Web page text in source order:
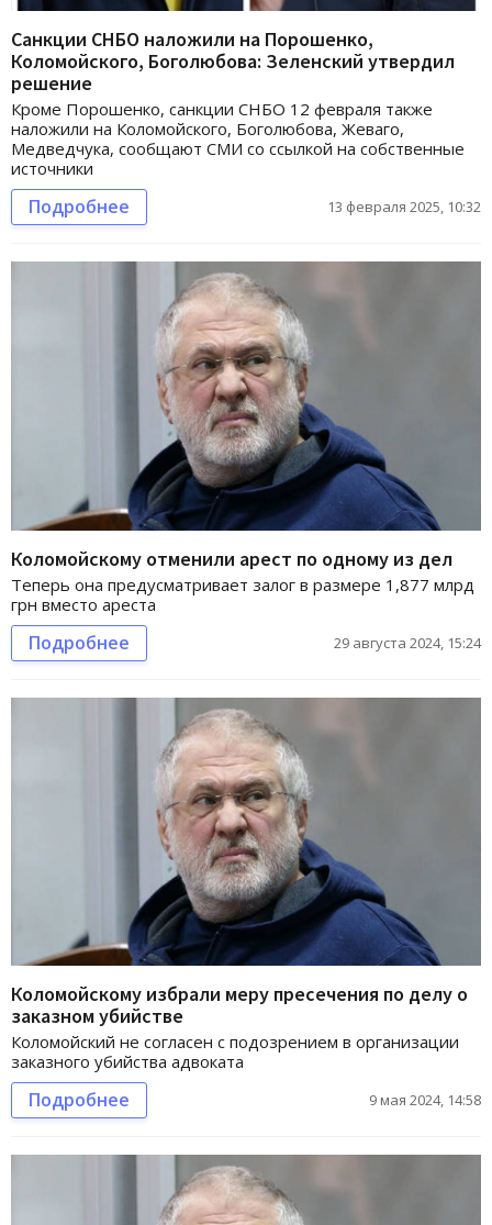
Санкции СНБО наложили на Порошенко,
Коломойского, Боголюбова: Зеленский утвердил
решение
Кроме Порошенко, санкции СНБО 12 февраля также
наложили на Коломойского, Боголюбова, Жеваго,
Медведчука, сообщают СМИ со ссылкой на собственные
источники
Подробнее 13 февраля 2025, 10:32
Коломойскому отменили арест по одному из дел
Теперь она предусматривает залог в размере 1,877 млрд
грн вместо ареста
Подробнее 29 августа 2024, 15:24
Коломойскому избрали меру пресечения по делу о
заказном убийстве
Коломойский не согласен с подозрением в организации
заказного убийства адвоката
Подробнее 9 мая 2024, 14:58